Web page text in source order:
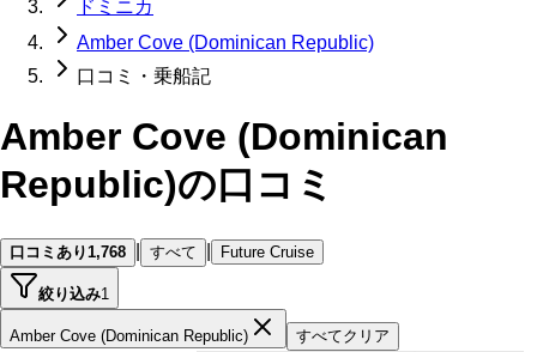
ドミニカ
Amber Cove (Dominican Republic)
口コミ・乗船記
Amber Cove (Dominican
Republic)の口コミ
口コミあり1,768 すべて Future Cruise
絞り込み1
Amber Cove (Dominican Republic) すべてクリア